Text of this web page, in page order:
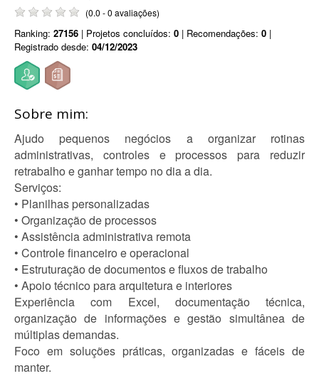
(0.0 - 0 avaliações)
Ranking: 27156 | Projetos concluídos: 0 | Recomendações: 0 |
Registrado desde: 04/12/2023
Sobre mim:
Ajudo pequenos negócios a organizar rotinas
administrativas, controles e processos para reduzir
retrabalho e ganhar tempo no dia a dia.
Serviços:
• Planilhas personalizadas
• Organização de processos
• Assistência administrativa remota
• Controle financeiro e operacional
• Estruturação de documentos e fluxos de trabalho
• Apoio técnico para arquitetura e interiores
Experiência com Excel, documentação técnica,
organização de informações e gestão simultânea de
múltiplas demandas.
Foco em soluções práticas, organizadas e fáceis de
manter.